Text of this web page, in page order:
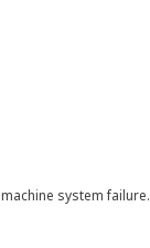
system failure.